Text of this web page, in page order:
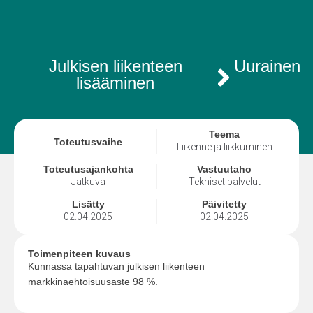
Julkisen liikenteen
lisääminen
Uurainen
Toteutusvaihe
Teema
Liikenne ja liikkuminen
Toteutusajankohta
Jatkuva
Vastuutaho
Tekniset palvelut
Lisätty
02.04.2025
Päivitetty
02.04.2025
Toimenpiteen kuvaus
Kunnassa tapahtuvan julkisen liikenteen
markkinaehtoisuusaste 98 %.